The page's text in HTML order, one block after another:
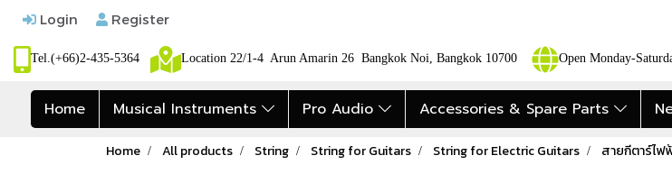
Login Register
Tel.(+66)2-435-5364 Location 22/1-4 Arun Amarin 26 Bangkok Noi, Bangkok 10700 Open Monday-
Home Musical Instruments Pro Audio Accessories & Spare Parts
Home All products String String for Guitars String for Electric Guitars สายกีตาร์ไฟ